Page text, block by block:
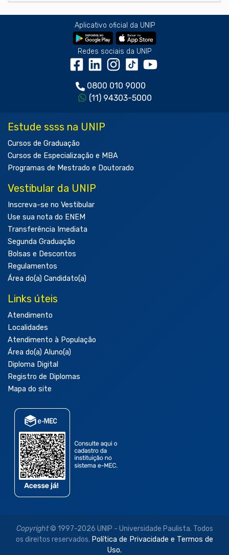
Aplicativo oficial da UNIP
Redes sociais da UNIP
0800 010 9000
(11) 94303-5000
Estude ssss na UNIP
Cursos de Graduação
Cursos de Especialização e MBA
Programas de Mestrado e Doutorado
Vestibular da UNIP
Inscreva-se no Vestibular
Use sua nota do ENEM
Transferência Imediata
Segunda Graduação
Bolsas e Descontos
Regulamentos
Área do(a) Candidato(a)
Links úteis
Atendimento
Localidades
Atendimento à População
Área do(a) Aluno(a)
Diploma Digital
Registro de Diplomas
Mapa do site
Copyright© 1997-2026 UNIP - Universidade Paulista. Todos
os direitos reservados. Política de Privacidade e Termos de
Uso.